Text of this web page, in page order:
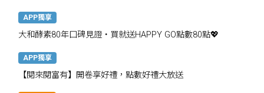
APP獨享
大和酵素80年口碑見證・買就送HAPPY GO點數80點💖
APP獨享
【閱來閱富有】開卷享好禮，點數好禮大放送